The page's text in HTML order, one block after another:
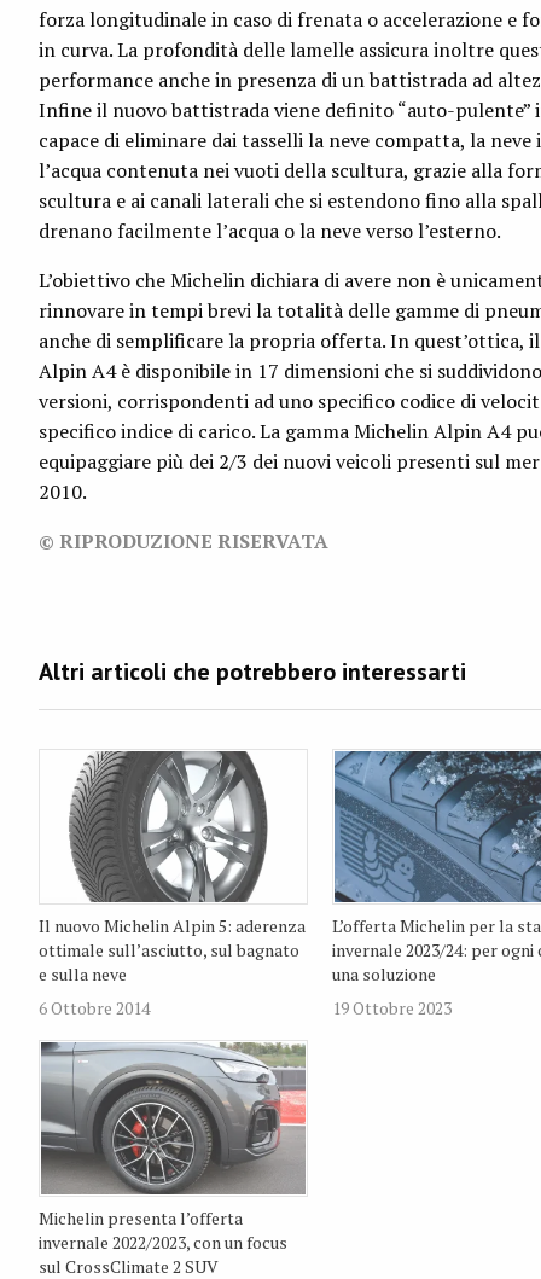
forza longitudinale in caso di frenata o accelerazione e
in curva. La profondità delle lamelle assicura inoltre
performance anche in presenza di un battistrada ad
Infine il nuovo battistrada viene definito “auto-pulente”
capace di eliminare dai tasselli la neve compatta, la
l’acqua contenuta nei vuoti della scultura, grazie alla
scultura e ai canali laterali che si estendono fino alla
drenano facilmente l’acqua o la neve verso l’esterno.
L’obiettivo che Michelin dichiara di avere non è
rinnovare in tempi brevi la totalità delle gamme di
anche di semplificare la propria offerta. In quest’ottica,
Alpin A4 è disponibile in 17 dimensioni che si
versioni, corrispondenti ad uno specifico codice di
specifico indice di carico. La gamma Michelin Alpin A4
equipaggiare più dei 2/3 dei nuovi veicoli presenti sul
2010.
© RIPRODUZIONE RISERVATA
Il nuovo Michelin Alpin 5: aderenza
ottimale sull’asciutto, sul bagnato
e sulla neve
6 Ottobre 2014
L’offerta Michelin per la
invernale 2023/24: per ogni
una soluzione
19 Ottobre 2023
Michelin presenta l’offerta
invernale 2022/2023, con un focus
sul CrossClimate 2 SUV